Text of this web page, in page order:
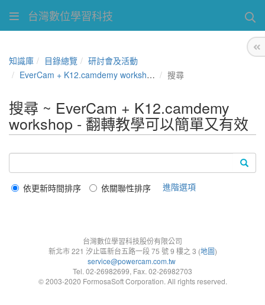
台灣數位學習科技
知識庫 目錄總覽
研討會及活動
EverCam + K12.camdemy workshop - 翻轉教學可以簡單又有效
搜尋
搜尋 ~ EverCam + K12.camdemy
workshop - 翻轉教學可以簡單又有效
依更新時間排序 依關聯性排序 進階選項
台灣數位學習科技股份有限公司
新北市 221 汐止區新台五路一段 75 號 9 樓之 3 (地圖)
service@powercam.com.tw
Tel. 02-26982699, Fax. 02-26982703
© 2003-2020 FormosaSoft Corporation. All rights reserved.